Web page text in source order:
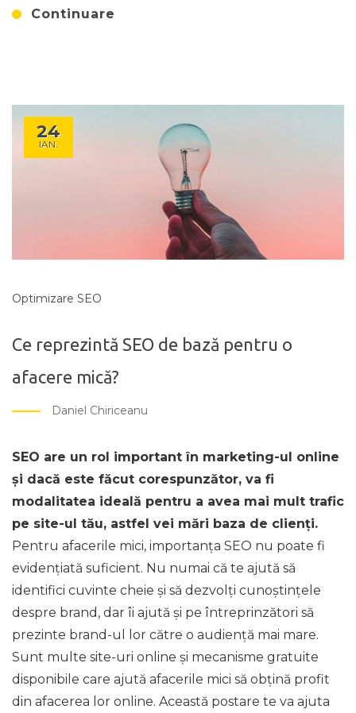
Continuare
24
IAN.
Optimizare SEO
Ce reprezintă SEO de bază pentru o
afacere mică?
Daniel Chiriceanu
SEO are un rol important în marketing-ul online
și dacă este făcut corespunzător, va fi
modalitatea ideală pentru a avea mai mult trafic
pe site-ul tău, astfel vei mări baza de clienți.
Pentru afacerile mici, importanța SEO nu poate fi
evidențiată suficient. Nu numai că te ajută să
identifici cuvinte cheie și să dezvolți cunoștințele
despre brand, dar îi ajută și pe întreprinzători să
prezinte brand-ul lor către o audiență mai mare.
Sunt multe site-uri online și mecanisme gratuite
disponibile care ajută afacerile mici să obțină profit
din afacerea lor online. Această postare te va ajuta